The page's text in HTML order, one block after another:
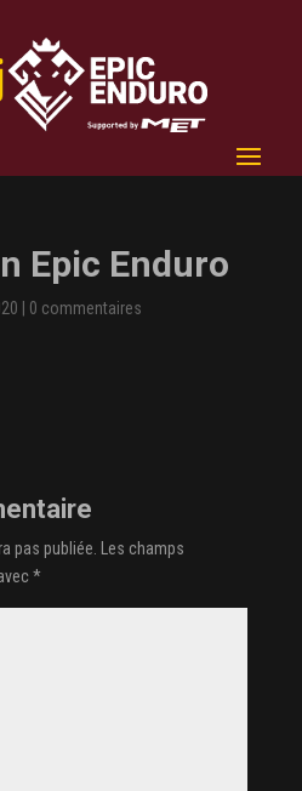
Epic Enduro
0 commentaires
pas publiée.
Les champs
*